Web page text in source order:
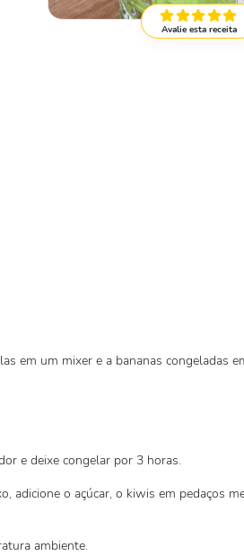
Avalie esta receita
em um mixer e a bananas congeladas
e deixe congelar por 3 horas.
adicione o açúcar, o kiwis em pedaços
ambiente.